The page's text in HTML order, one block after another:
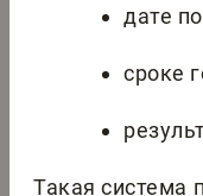
дате
сроке
Такая система